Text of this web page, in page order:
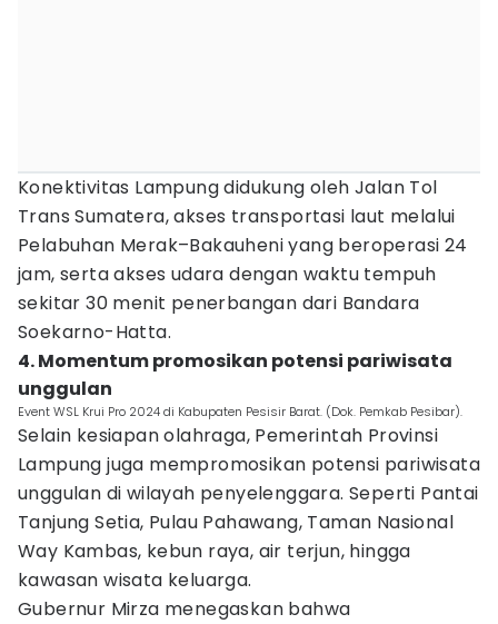
Konektivitas Lampung didukung oleh Jalan Tol
Trans Sumatera, akses transportasi laut melalui
Pelabuhan Merak–Bakauheni yang beroperasi 24
jam, serta akses udara dengan waktu tempuh
sekitar 30 menit penerbangan dari Bandara
Soekarno-Hatta.
4. Momentum promosikan potensi pariwisata
unggulan
Event WSL Krui Pro 2024 di Kabupaten Pesisir Barat. (Dok. Pemkab Pesibar).
Selain kesiapan olahraga, Pemerintah Provinsi
Lampung juga mempromosikan potensi pariwisata
unggulan di wilayah penyelenggara. Seperti Pantai
Tanjung Setia, Pulau Pahawang, Taman Nasional
Way Kambas, kebun raya, air terjun, hingga
kawasan wisata keluarga.
Gubernur Mirza menegaskan bahwa